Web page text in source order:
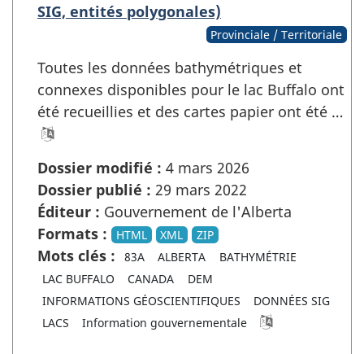
SIG, entités polygonales)
Provinciale / Territoriale
Toutes les données bathymétriques et
connexes disponibles pour le lac Buffalo ont
été recueillies et des cartes papier ont été …
Dossier modifié : 4 mars 2026
Dossier publié : 29 mars 2022
Éditeur : Gouvernement de l'Alberta
Formats :
HTML XML ZIP
Mots clés : 83A ALBERTA
BATHYMÉTRIE
LAC BUFFALO
CANADA
DEM
INFORMATIONS GÉOSCIENTIFIQUES
DONNÉES SIG
LACS
Information gouvernementale